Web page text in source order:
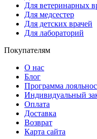
Для ветеринарных
Для медсестер
Для детских врачей
Для лабораторий
Покупателям
О нас
Блог
Программа
Индивидуальный
Оплата
Доставка
Возврат
Карта сайта